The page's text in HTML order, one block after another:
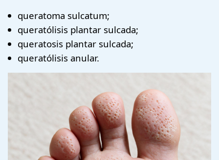
queratoma sulcatum;
queratólisis plantar sulcada;
queratosis plantar sulcada;
queratólisis anular.